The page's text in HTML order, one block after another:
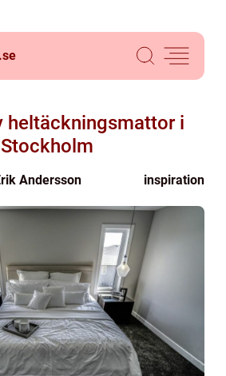
se
heltäckningsmattor i
Stockholm
Andersson inspiration